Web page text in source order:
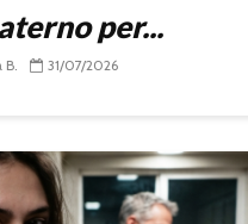
per...
B. 31/07/2026